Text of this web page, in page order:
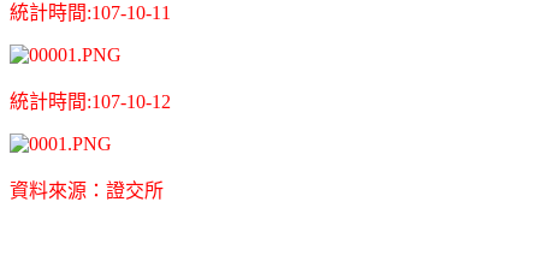
統計時間:107-10-11
統計時間:107-10-12
資料來源：證交所